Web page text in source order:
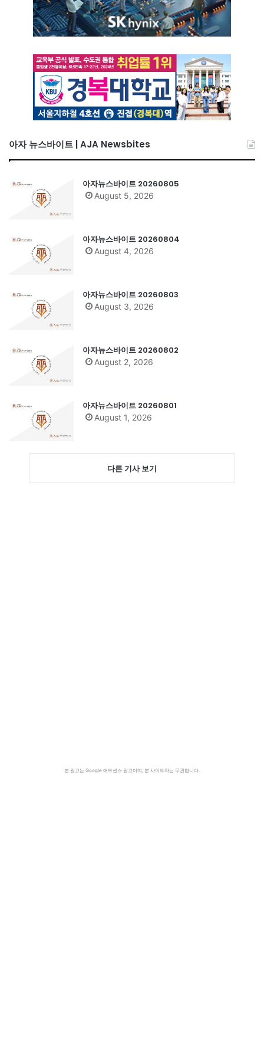
아자 뉴스바이트 | AJA Newsbites
아자뉴스바이트 20260805
August 5, 2026
아자뉴스바이트 20260804
August 4, 2026
아자뉴스바이트 20260803
August 3, 2026
아자뉴스바이트 20260802
August 2, 2026
아자뉴스바이트 20260801
August 1, 2026
다른 기사 보기
본 광고는 Google 애드센스 광고이며, 본 사이트와는 무관합니다.